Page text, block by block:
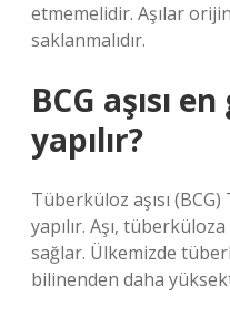
etmemelidir. Aşılar
saklanmalıdır.
BCG aşısı
yapılır?
Tüberküloz aşısı
yapılır. Aşı,
sağlar. Ülkemizde
bilinenden daha